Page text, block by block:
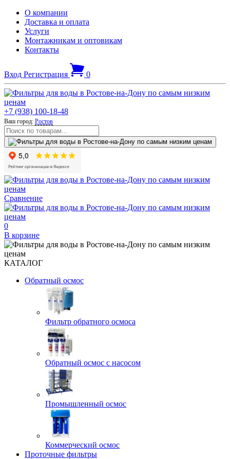
О компании
Доставка и оплата
Услуги
Монтажникам и оптовикам
Контакты
Вход Регистрация 0
+7 (938) 100-18-48
Ваш город: Ростов
Сравнение
0
В корзине
КАТАЛОГ
Обратный осмос
Фильтр обратного осмоса
Обратный осмос с насосом
Промышленный осмос
Коммерческий осмос
Проточные фильтры